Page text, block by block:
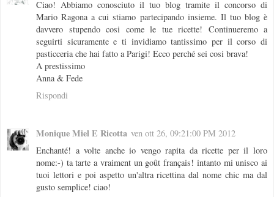
Ciao! Abbiamo conosciuto il tuo blog tramite il concorso di
Mario Ragona a cui stiamo partecipando insieme. Il tuo blog è
davvero stupendo cosi come le tue ricette! Continueremo a
seguirti sicuramente e ti invidiamo tantissimo per il corso di
pasticceria che hai fatto a Parigi! Ecco perché sei cosi brava!
A prestissimo
Anna & Fede
Rispondi
Monique Miel E Ricotta ven ott 26, 09:21:00 PM 2012
Enchanté! a volte anche io vengo rapita da ricette per il loro
nome:-) ta tarte a vraiment un goût français! intanto mi unisco ai
tuoi lettori e poi aspetto un'altra ricettina dal nome chic ma dal
gusto semplice! ciao!